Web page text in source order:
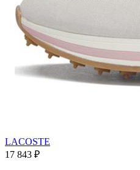
LACOSTE
17 843 ₽